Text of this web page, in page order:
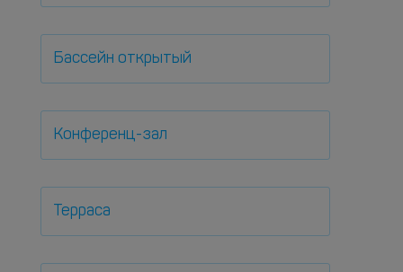
Бассейн открытый
Конференц-зал
Терраса